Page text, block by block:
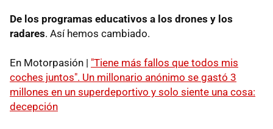
De los programas educativos a los drones y los
radares. Así hemos cambiado.
En Motorpasión | "Tiene más fallos que todos mis
coches juntos". Un millonario anónimo se gastó 3
millones en un superdeportivo y solo siente una cosa:
decepción